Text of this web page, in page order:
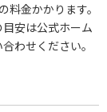
金かかります。
安は公式ホーム
わせください。